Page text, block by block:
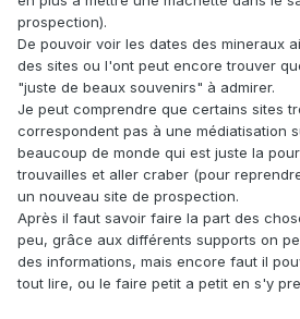
prospection).
De pouvoir voir les dates des mineraux
des sites ou l'ont peut encore trouver
"juste de beaux souvenirs" à admirer.
Je peut comprendre que certains sites
correspondent pas à une médiatisation
beaucoup de monde qui est juste la
trouvailles et aller craber (pour
un nouveau site de prospection.
Après il faut savoir faire la part des
peu, grâce aux différents supports on
des informations, mais encore faut il
tout lire, ou le faire petit a petit en s'y